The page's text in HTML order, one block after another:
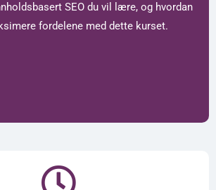
SEO du vil lære, og hvordan
fordelene med dette kurset.